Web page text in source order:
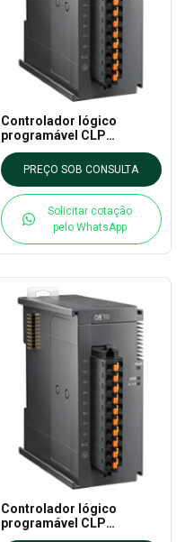
Controlador lógico
programável CLP
AS64AN02T-A DELTA - AS
CLP EXTN
PREÇO SOB CONSULTA
Solicitar cotação
pelo WhatsApp
Controlador lógico
programável CLP
AS32AN02T-A DELTA - AS